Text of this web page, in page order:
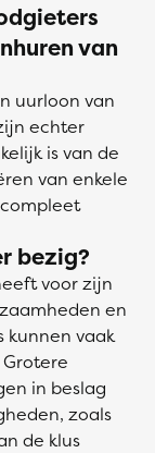
van
uurloon van
echter
is van de
van enkele
bezig?
voor zijn
en
kunnen vaak
in beslag
zoals
de klus